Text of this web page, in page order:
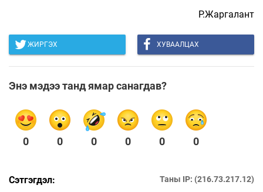
Р.Жаргалант
ЖИРГЭХ ХУВААЛЦАХ
Энэ мэдээ танд ямар санагдав?
0 0 0 0 0 0
Сэтгэгдэл: Таны IP: (216.73.217.12)